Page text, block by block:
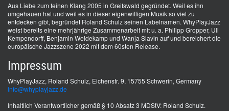
Aus Liebe zum feinen Klang 2005 in Greifswald gegründet. Weil es ihn
umgehauen hat und weil es in dieser eigenwilligen Musik so viel zu
entdecken gibt, begründet Roland Schulz seinen Labelnamen. WhyPlayJazz
weist bereits eine mehrjährige Zusammenarbeit mit u. a. Philipp Gropper, Uli
Kempendorff, Benjamin Weidekamp und Wanja Slavin auf und bereichert die
europäische Jazzszene 2022 mit dem 60sten Release.
Impressum
WhyPlayJazz, Roland Schulz, Eichenstr. 9, 15755 Schwerin, Germany
info@whyplayjazz.de
Inhaltlich Verantwortlicher gemäß § 10 Absatz 3 MDStV: Roland Schulz.